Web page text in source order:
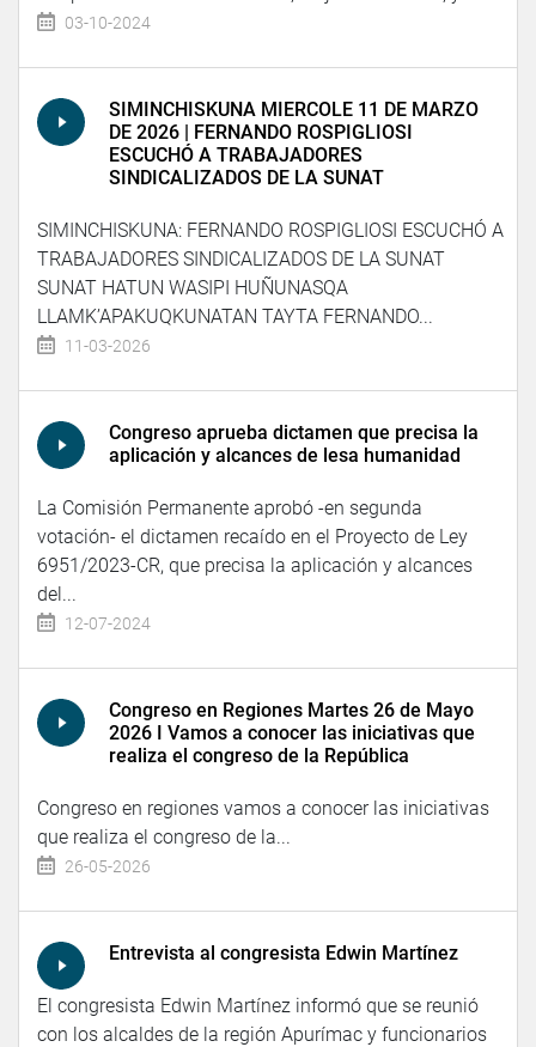
03-10-2024
SIMINCHISKUNA MIERCOLE 11 DE MARZO
DE 2026 | FERNANDO ROSPIGLIOSI
ESCUCHÓ A TRABAJADORES
SINDICALIZADOS DE LA SUNAT
SIMINCHISKUNA: FERNANDO ROSPIGLIOSI ESCUCHÓ A
TRABAJADORES SINDICALIZADOS DE LA SUNAT
SUNAT HATUN WASIPI HUÑUNASQA
LLAMK’APAKUQKUNATAN TAYTA FERNANDO...
11-03-2026
Congreso aprueba dictamen que precisa la
aplicación y alcances de lesa humanidad
La Comisión Permanente aprobó -en segunda
votación- el dictamen recaído en el Proyecto de Ley
6951/2023-CR, que precisa la aplicación y alcances
del...
12-07-2024
Congreso en Regiones Martes 26 de Mayo
2026 I Vamos a conocer las iniciativas que
realiza el congreso de la República
Congreso en regiones vamos a conocer las iniciativas
que realiza el congreso de la...
26-05-2026
Entrevista al congresista Edwin Martínez
El congresista Edwin Martínez informó que se reunió
con los alcaldes de la región Apurímac y funcionarios